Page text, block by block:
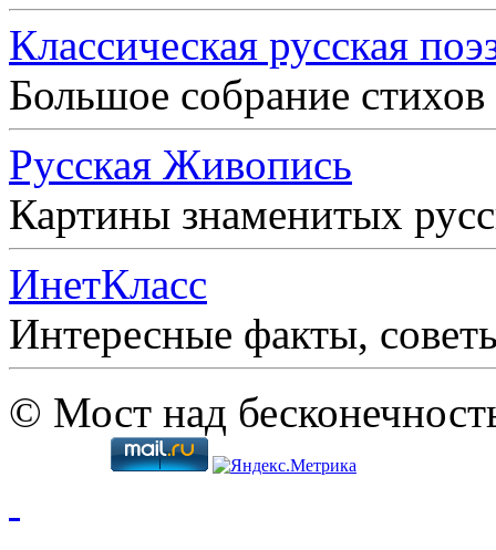
Классическая русская
Большое собрание
Русская Живопись
Картины знаменитых
ИнетКласс
Интересные факты,
© Мост над